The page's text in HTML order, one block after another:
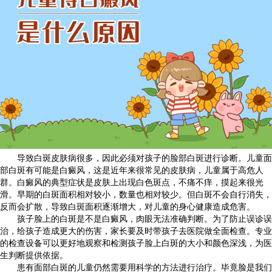
导致白斑皮肤病很多，因此必须对孩子的脸部白斑进行诊断。儿童面
部白斑有可能是白癜风，这是近年来很常见的皮肤病，儿童属于高危人
群。白癜风的典型症状是皮肤上出现白色斑点，不痛不痒，摸起来很光
滑。早期的白斑面积相对较小，数量也相对较少。但白斑不会自行消失，
反而会扩散，导致白斑面积逐渐增大，对儿童的身心健康造成危害。
孩子脸上的白斑是不是白癜风，肉眼无法准确判断。为了防止误诊误
治，给孩子造成更大的伤害，家长要及时带孩子去医院做全面检查。专业
的检查设备可以更好地观察和检测孩子脸上白斑的大小和颜色深浅，为医
生判断提供依据。
患有面部白斑的儿童仍然需要用科学的方法进行治疗。毕竟脸是我们